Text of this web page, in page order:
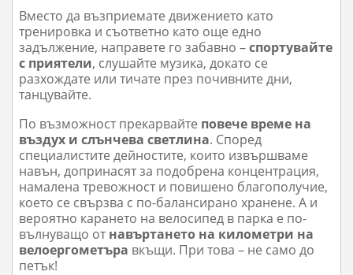
Вместо да възприемате движението като
тренировка и съответно като още едно
задължение, направете го забавно –спортувайте
с приятели, слушайте музика, докато се
разхождате или тичате през почивните дни,
танцувайте.
По възможност прекарвайте повече време на
въздух и слънчева светлина. Според
специалистите дейностите, които извършваме
навън, допринасят за подобрена концентрация,
намалена тревожност и повишено благополучие,
което се свързва с по-балансирано хранене. А и
вероятно карането на велосипед в парка е по-
вълнуващо отнавъртането на километри на
велоергометъра вкъщи. При това – не само до
петък!